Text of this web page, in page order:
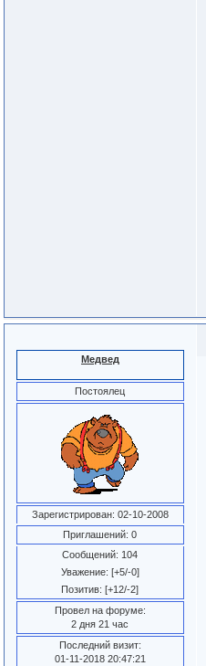
Медвед
Постоялец
Зарегистрирован: 02-10-2008
Приглашений: 0
Сообщений: 104
Уважение: [+5/-0]
Позитив: [+12/-2]
Провел на форуме:
2 дня 21 час
Последний визит:
01-11-2018 20:47:21